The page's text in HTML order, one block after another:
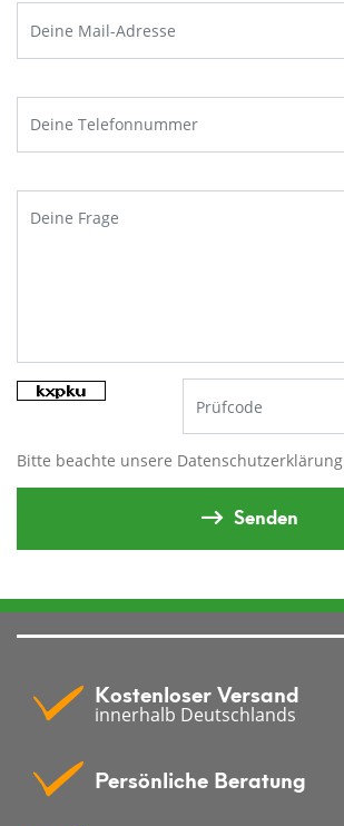
Bitte beachte unsere Datenschutzerklärung
Senden
Kostenloser Versand
innerhalb Deutschlands
Persönliche Beratung